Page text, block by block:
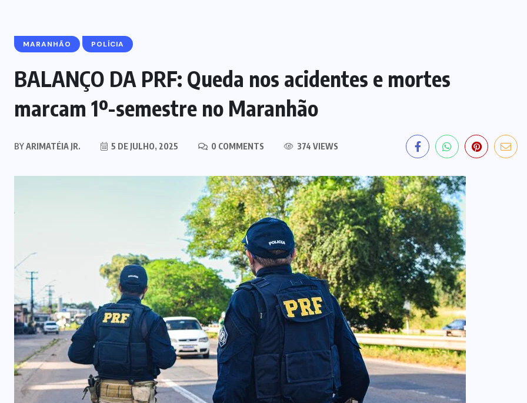
MARANHÃO POLÍCIA
BALANÇO DA PRF: Queda nos acidentes e mortes
marcam 1º-semestre no Maranhão
BYARIMATÉIA JR. 5 DE JULHO, 2025 0 COMMENTS 374 VIEWS
POLÍCIA
Mulher joga drogas no vaso
sanitário; polícia apreende 3 kg e
prende mãe e filho
7 DE AGOSTO, 2026